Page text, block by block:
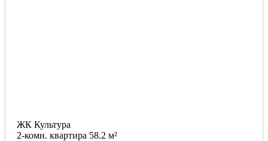
ЖК Культура
2-комн. квартира 58.2 м²